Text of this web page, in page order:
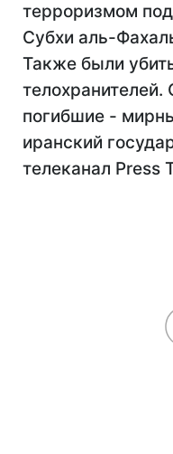
терроризмом
Субхи аль-
Также были
погибшие -
иранский
телеканал Press